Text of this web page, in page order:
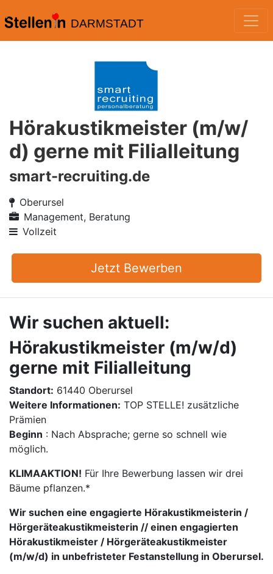
DARMSTADT
Hörakustikmeister (m/w/
d) gerne mit Filialleitung
smart-recruiting.de
Oberursel
Management, Beratung
Vollzeit
Jetzt Bewerben
Wir suchen aktuell:
Hörakustikmeister (m/w/d)
gerne mit Filialleitung
Standort: 61440 Oberursel
Weitere Informationen: TOP STELLE! zusätzliche
Prämien
Beginn : Nach Absprache; gerne so schnell wie
möglich.
KLIMAAKTION! Für Ihre Bewerbung lassen wir drei
Bäume pflanzen.*
Wir suchen eine engagierte Hörakustikmeisterin /
Hörgeräteakustikmeisterin // einen engagierten
Hörakustikmeister / Hörgeräteakustikmeister
(m/w/d) in unbefristeter Festanstellung in Oberursel.